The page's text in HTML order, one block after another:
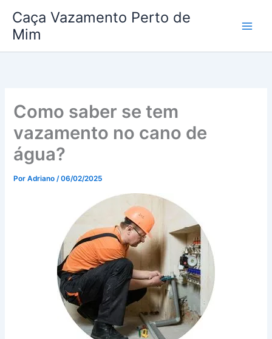
para
conteúdo
Caça Vazamento Perto de
Mim
Como saber se tem
vazamento no cano de
água?
PorAdriano/06/02/2025